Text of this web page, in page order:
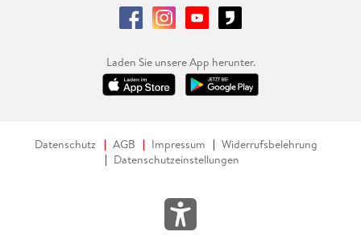
Laden Sie unsere App herunter.
Datenschutz AGB Impressum
Widerrufsbelehrung
Datenschutzeinstellungen